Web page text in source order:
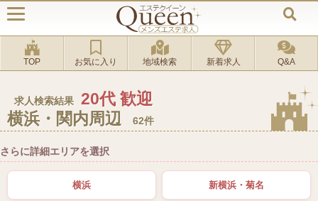
TOP お気に入り 地域検索 新着求人 Q&A
求人検索結果
20代 歓迎
横浜・関内周辺
62件
さらに詳細エリアを選択
横浜 新横浜・菊名